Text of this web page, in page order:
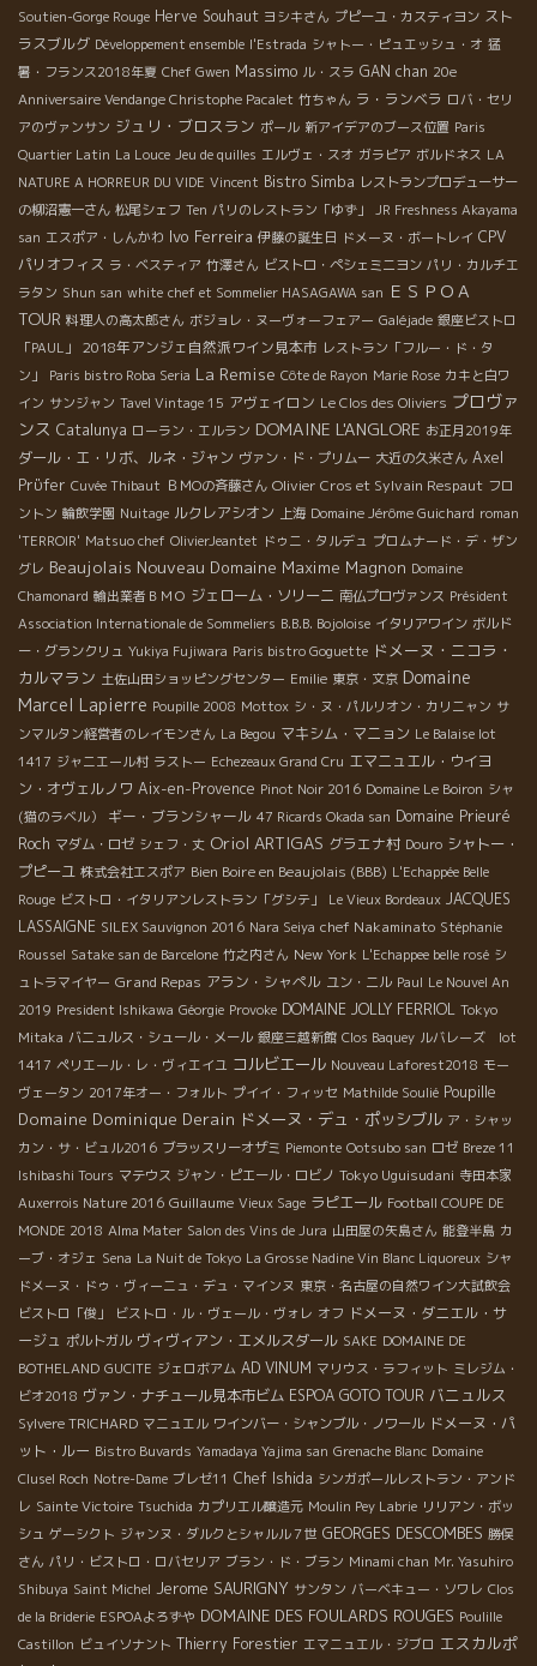
Soutien-Gorge Rouge Herve Souhaut ヨシキさん プピーユ・カスティヨン スト
ラスブルグ Développement ensemble l'Estrada シャトー・ピュエッシュ・オ 猛
暑・フランス2018年夏 Chef Gwen Massimo ル・スラ GAN chan 20e
Anniversaire Vendange Christophe Pacalet 竹ちゃん ラ・ランベラ ロバ・セリ
アのヴァンサン ジュリ・ブロスラン ポール 新アイデアのブース位置 Paris
Quartier Latin La Louce Jeu de quilles エルヴェ・スオ ガラピア ボルドネス LA
NATURE A HORREUR DU VIDE Vincent Bistro Simba レストランプロデューサー
の柳沼憲一さん 松尾シェフ Ten パリのレストラン「ゆず」
JR Freshness Akayama
san エスポア・しんかわ Ivo Ferreira 伊藤の誕生日 ドメーヌ・ボートレイ CPV
パリオフィス ラ・ベスティア 竹澤さん ビストロ・ペシェミニヨン パリ・カルチエ
ラタン Shun san white chef et Sommelier HASAGAWA san ＥＳＰＯＡ
TOUR 料理人の高太郎さん ボジョレ・ヌーヴォーフェアー Galéjade 銀座ビストロ
「PAUL」
2018年アンジェ自然派ワイン見本市 レストラン「フルー・ド・タ
ン」
Paris bistro Roba Seria La Remise Côte de Rayon Marie Rose カキと白ワ
イン サンジャン Tavel Vintage 15 アヴェイロン Le Clos des Oliviers プロヴァ
ンス Catalunya ローラン・エルラン DOMAINE L'ANGLORE お正月2019年
ダール・エ・リボ、ルネ・ジャン ヴァン・ド・プリムー 大近の久米さん Axel
Prϋfer Cuvée Thibaut ＢＭОの斉藤さん Olivier Cros et Sylvain Respaut フロ
ントン 輪飲学園 Nuitage ルクレアシオン 上海 Domaine Jérôme Guichard roman
'TERROIR' Matsuo chef OlivierJeantet ドゥニ・タルデュ プロムナード・デ・ザン
グレ Beaujolais Nouveau Domaine Maxime Magnon Domaine
Chamonard 輸出業者ＢＭＯ ジェローム・ソリーニ 南仏プロヴァンス Président
Association Internationale de Sommeliers B.B.B. Bojoloise イタリアワイン ボルド
ー・グランクリュ Yukiya Fujiwara Paris bistro Goguette ドメーヌ・ニコラ・
カルマラン 土佐山田ショッピングセンター Emilie 東京・文京 Domaine
Marcel Lapierre Poupille 2008 Mottox シ・ヌ・パルリオン・カリニャン サ
ンマルタン経営者のレイモンさん La Begou マキシム・マニョン Le Balaise lot
1417 ジャニエール村 ラストー Echezeaux Grand Cru エマニュエル・ウイヨ
ン・オヴェルノワ Aix-en-Provence Pinot Noir 2016 Domaine Le Boiron シャ
(猫のラベル）
ギー・ブランシャール 47 Ricards Okada san Domaine Prieuré
Roch マダム・ロゼ シェフ・丈 Oriol ARTIGAS グラエナ村 Douro シャトー・
プピーユ 株式会社エスポア Bien Boire en Beaujolais (BBB) L'Echappée Belle
Rouge ビストロ・イタリアンレストラン「グシテ」 Le Vieux Bordeaux JACQUES
LASSAIGNE SILEX Sauvignon 2016 Nara Seiya chef Nakaminato Stéphanie
Roussel Satake san de Barcelone 竹之内さん New York L'Echappee belle rosé シ
ュトラマイヤー Grand Repas アラン・シャペル ユン・ニル Paul Le Nouvel An
2019 President Ishikawa Géorgie Provoke DOMAINE JOLLY FERRIOL Tokyo
Mitaka バニュルス・シュール・メール 銀座三越新館 Clos Baquey ルバレーズ lot
1417 ペリエール・レ・ヴィエイユ コルビエール Nouveau Laforest2018 モー
ヴェータン 2017年オー・フォルト プイイ・フィッセ Mathilde Soulié Poupille
Domaine Dominique Derain ドメーヌ・デュ・ポッシブル ア・シャッ
カン・サ・ビュル2016 ブラッスリーオザミ Piemonte Ootsubo san ロゼ Breze 11
Ishibashi Tours マテウス ジャン・ピエール・ロビノ Tokyo Uguisudani 寺田本家
Auxerrois Nature 2016 Guillaume Vieux Sage ラピエール Football COUPE DE
MONDE 2018 Alma Mater Salon des Vins de Jura 山田屋の矢島さん 能登半島 カ
ーブ・オジェ Sena La Nuit de Tokyo La Grosse Nadine Vin Blanc Liquoreux シャ
ドメーヌ・ドゥ・ヴィーニュ・デュ・マインヌ 東京・名古屋の自然ワイン大試飲会
ビストロ「俊」
ビストロ・ル・ヴェール・ヴォレ オフ ドメーヌ・ダニエル・サ
ージュ ポルトガル ヴィヴィアン・エメルスダール SAKE DOMAINE DE
BOTHELAND GUCITE ジェロボアム AD VINUM マリウス・ラフィット ミレジム・
ビオ2018 ヴァン・ナチュール見本市ビム ESPOA GOTO TOUR バニュルス
Sylvere TRICHARD マニュエル ワインバー・シャンブル・ノワール ドメーヌ・パ
ット・ルー Bistro Buvards Yamadaya Yajima san Grenache Blanc Domaine
Clusel Roch Notre-Dame ブレゼ11 Chef Ishida シンガポールレストラン・アンド
レ Sainte Victoire Tsuchida カプリエル醸造元 Moulin Pey Labrie リリアン・ボッ
シュ ゲーシクト ジャンヌ・ダルクとシャルル７世 GEORGES DESCOMBES 勝俣
さん パリ・ビストロ・ロバセリア ブラン・ド・ブラン Minami chan Mr. Yasuhiro
Shibuya Saint Michel Jerome SAURIGNY サンタン バーベキュー・ソワレ Clos
de la Briderie ESPOAよろずや DOMAINE DES FOULARDS ROUGES Poulille
Castillon ビュイソナント Thierry Forestier エマニュエル・ジブロ エスカルポ